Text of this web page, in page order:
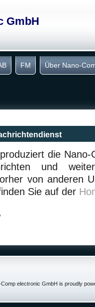
GmbH
FM Über Nano-
die
und
von anderen
Sie auf der
Comp electronic GmbH is proudly